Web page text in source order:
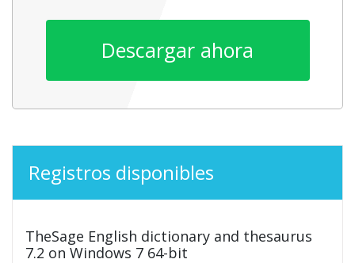
Descargar ahora
Registros disponibles
TheSage English dictionary and thesaurus
7.2 on Windows 7 64-bit